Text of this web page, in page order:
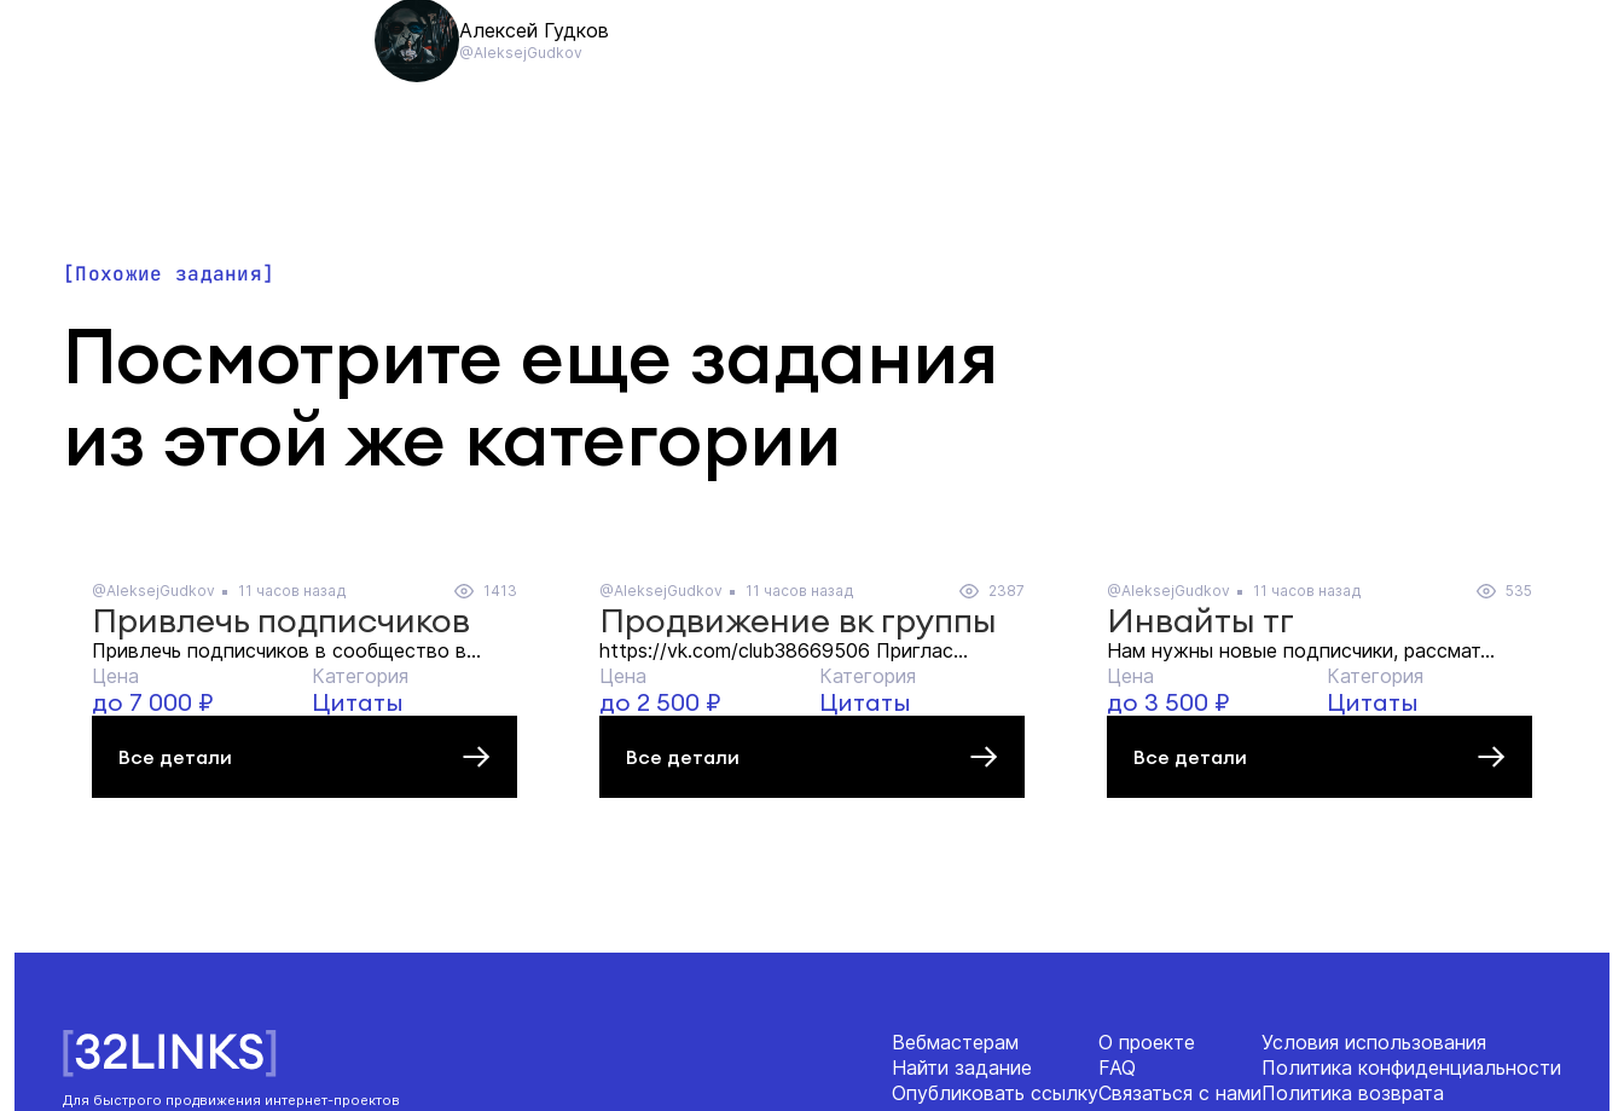
Алексей Гудков
@AleksejGudkov
Похожие задания
Посмотрите еще задания
из этой же категории
@AleksejGudkov 11 часов назад 1413
Привлечь подписчиков
Привлечь подписчиков в сообщество в...
Цена
до 7 000 ₽
Категория
Цитаты
Все детали
@AleksejGudkov 11 часов назад 2387
Продвижение вк группы
https://vk.com/club38669506 Приглас...
Цена
до 2 500 ₽
Категория
Цитаты
Все детали
@AleksejGudkov 11 часов назад 535
Инвайты тг
Нам нужны новые подписчики, рассмат...
Цена
до 3 500 ₽
Категория
Цитаты
Все детали
Для быстрого продвижения интернет-проектов
Вебмастерам
Найти задание
Опубликовать ссылку
О проекте
FAQ
Связаться с нами
Условия использования
Политика конфиденциальности
Политика возврата